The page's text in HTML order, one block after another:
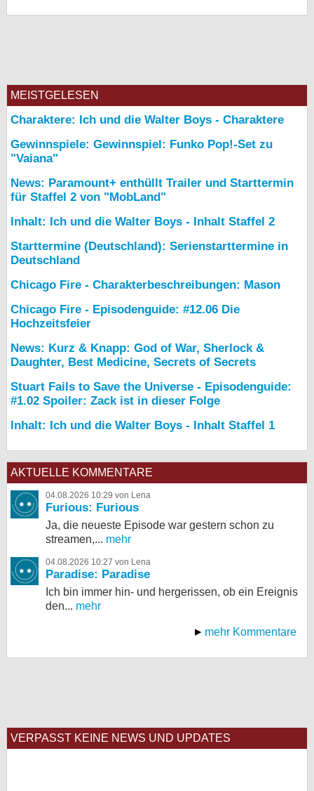
MEISTGELESEN
Charaktere: Ich und die Walter Boys - Charaktere
Gewinnspiele: Gewinnspiel: Funko Pop!-Set zu
"Vaiana"
News: Paramount+ enthüllt Trailer und Starttermin
für Staffel 2 von "MobLand"
Inhalt: Ich und die Walter Boys - Inhalt Staffel 2
Starttermine (Deutschland): Serienstarttermine in
Deutschland
Chicago Fire - Charakterbeschreibungen: Mason
Chicago Fire - Episodenguide: #12.06 Die
Hochzeitsfeier
News: Kurz & Knapp: God of War, Sherlock &
Daughter, Best Medicine, Secrets of Secrets
Stuart Fails to Save the Universe - Episodenguide:
#1.02 Spoiler: Zack ist in dieser Folge
Inhalt: Ich und die Walter Boys - Inhalt Staffel 1
AKTUELLE KOMMENTARE
04.08.2026 10:29 von Lena
Furious: Furious
Ja, die neueste Episode war gestern schon zu
streamen,... mehr
04.08.2026 10:27 von Lena
Paradise: Paradise
Ich bin immer hin- und hergerissen, ob ein Ereignis
den... mehr
mehr Kommentare
VERPASST KEINE NEWS UND UPDATES